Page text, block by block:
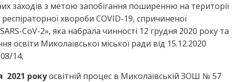
заходів з метою запобігання поширенню на території
респіраторної хвороби COVID-19, спричиненої
CoV-2», яка набрала чинності 12 грудня 2020 року та
освіти Миколаївської міської ради від 15.12.2020
14,
2021 рокуосвітній процес в Миколаївській ЗОШ № 57